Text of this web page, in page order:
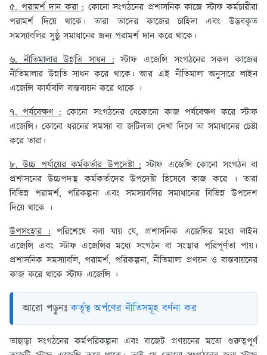
৫. পরামর্শ দান করা : কোনো সংগঠনের প্রশাসনিক কাজে স্টাফ কর্মচারীরা
পরামর্শ দিয়ে থাকে। তারা তাদের কাজের চাহিদা এবং উদ্ভবকৃত
সমস্যাবলির সুষ্ঠু সমাধানের জন্য পরামর্শ দান করে থাকে।
৬. নীতিমালার উন্নতি সাধন :স্টাফ এজেন্সি সংগঠনের সকল কাজের
নীতিমালার উন্নতি সাধন করে থাকে। আর এই নীতিমালা অনুসারে লাইন
এজেন্সি কার্যাবলি বাস্তবায়ন করে থাকে ।
৭. পর্যবেক্ষণ :কোনো সংগঠনের যেকোনো কাজ পর্যবেক্ষণ করে স্টাফ
এজেন্সি। কোনো ধরনের সমস্যা বা জটিলতা দেখা দিলে তা সমাধানের চেষ্টা
করে তারা।
৮. উচ্চ পর্যায়ের কর্মকর্তার উপদেষ্টা : স্টাফ এজেন্সি কোনো সংগঠন বা
প্রশাসনের উচ্চপদস্থ কর্মকর্তাদের উপদেষ্টা হিসেবে কাজ করে । তারা
বিভিন্ন পরামর্শ, পরিকল্পনা এবং সমস্যাবলির সমাধানের বিভিন্ন উপদেশ
দিয়ে থাকে ।
উপসংহার :পরিশেষে বলা যায় যে, প্রশাসনিক এজেন্সির মধ্যে লাইন
এজেন্সি এবং স্টাফ এজেন্সির মধ্যে সংগঠন বা সংস্থার পরিপূর্ণতা পায়।
প্রশাসনিক সমস্যাবলি, পরামর্শ, পরিকল্পনা, নীতিমালা প্রণয়ন ও বাস্তবায়নের
কাজ করে থাকে স্টাফ এজেন্সি ।
আরো পড়ুনঃকর্তৃত্ব অর্পণের নীতিসমূহ বর্ণনা কর
তাছাড়া সংগঠনের কর্মপরিকল্পনা এবং বাজেট প্রণয়নের মতো গুরুত্বপূর্ণ